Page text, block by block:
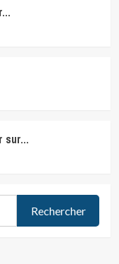
sur…